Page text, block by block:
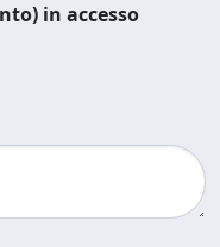
in accesso